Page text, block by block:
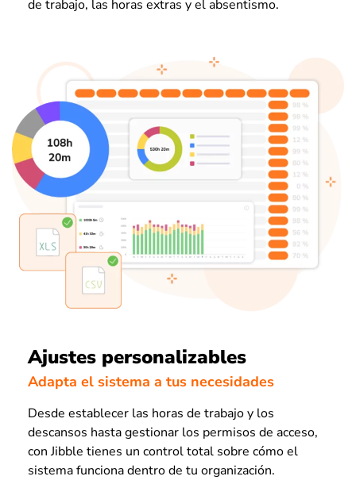
de trabajo, las horas extras y el absentismo.
Ajustes personalizables
Adapta el sistema a tus necesidades
Desde establecer las horas de trabajo y los
descansos hasta gestionar los permisos de acceso,
con Jibble tienes un control total sobre cómo el
sistema funciona dentro de tu organización.